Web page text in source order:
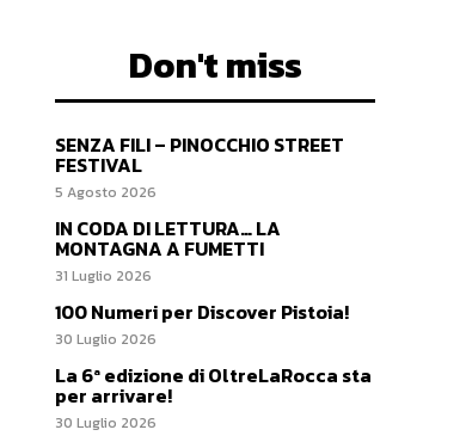
Don't miss
SENZA FILI – PINOCCHIO STREET
FESTIVAL
5 Agosto 2026
IN CODA DI LETTURA… LA
MONTAGNA A FUMETTI
31 Luglio 2026
100 Numeri per Discover Pistoia!
30 Luglio 2026
La 6ª edizione di OltreLaRocca sta
per arrivare!
30 Luglio 2026